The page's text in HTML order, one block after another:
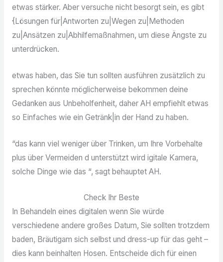
etwas stärker. Aber versuche nicht besorgt sein, es gibt
{Lösungen für|Antworten zu|Wegen zu|Methoden
zu|Ansätzen zu|Abhilfemaßnahmen, um diese Ängste zu
unterdrücken.
etwas haben, das Sie tun sollten ausführen zusätzlich zu
sprechen könnte möglicherweise bekommen deine
Gedanken aus Unbeholfenheit, daher AH empfiehlt etwas
so Einfaches wie ein Getränk|in der Hand zu haben.
“das kann viel weniger über Trinken, um Ihre Vorbehalte
plus über Vermeiden d unterstützt wird igitale Kamera,
solche Dinge wie das “, sagt behauptet AH.
Check Ihr Beste
In Behandeln eines digitalen wenn Sie würde
verschiedene andere großes Datum, Sie sollten trotzdem
baden, Bräutigam sich selbst und dress-up für das geht –
dies kann beinhalten Hosen. Entscheide dich für einen